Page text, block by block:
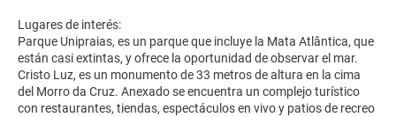
Lugares de interés:
Parque Unipraias, es un parque que incluye la Mata Atlântica, que
están casi extintas, y ofrece la oportunidad de observar el mar.
Cristo Luz, es un monumento de 33 metros de altura en la cima
del Morro da Cruz. Anexado se encuentra un complejo turístico
con restaurantes, tiendas, espectáculos en vivo y patios de recreo